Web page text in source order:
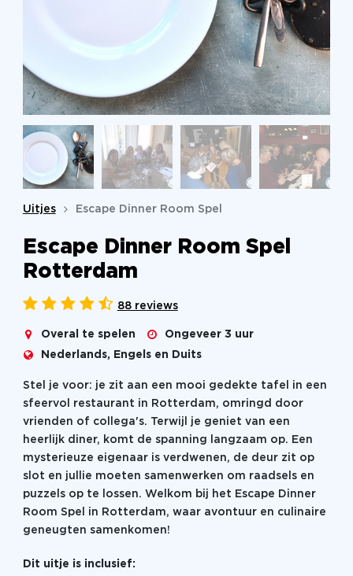
Uitjes Escape Dinner Room Spel
Escape Dinner Room Spel
Rotterdam
88 reviews
Overal te spelen Ongeveer 3 uur
Nederlands, Engels en Duits
Stel je voor: je zit aan een mooi gedekte tafel in een
sfeervol restaurant in Rotterdam, omringd door
vrienden of collega's. Terwijl je geniet van een
heerlijk diner, komt de spanning langzaam op. Een
mysterieuze eigenaar is verdwenen, de deur zit op
slot en jullie moeten samenwerken om raadsels en
puzzels op te lossen. Welkom bij het Escape Dinner
Room Spel in Rotterdam, waar avontuur en culinaire
geneugten samenkomen!
Dit uitje is inclusief: